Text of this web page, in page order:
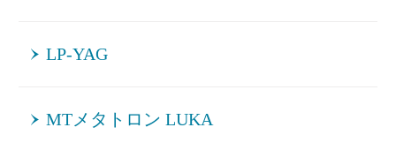
LP-YAG
MTメタトロン LUKA